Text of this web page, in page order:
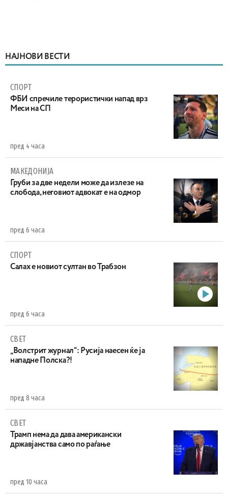
НАЈНОВИ ВЕСТИ
СПОРТ
ФБИ спречиле терористички напад врз
Меси на СП
пред 4 часа
МАКЕДОНИЈА
Груби за две недели може да излезе на
слобода, неговиот адвокат е на одмор
пред 6 часа
СПОРТ
Салах е новиот султан во Трабзон
пред 6 часа
СВЕТ
„Волстрит журнал“: Русија наесен ќе ја
нападне Полска?!
пред 8 часа
СВЕТ
Трамп нема да дава американски
државјанства само по раѓање
пред 10 часа